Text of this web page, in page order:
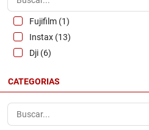
Fujifilm (1)
Instax (13)
Dji (6)
CATEGORIAS